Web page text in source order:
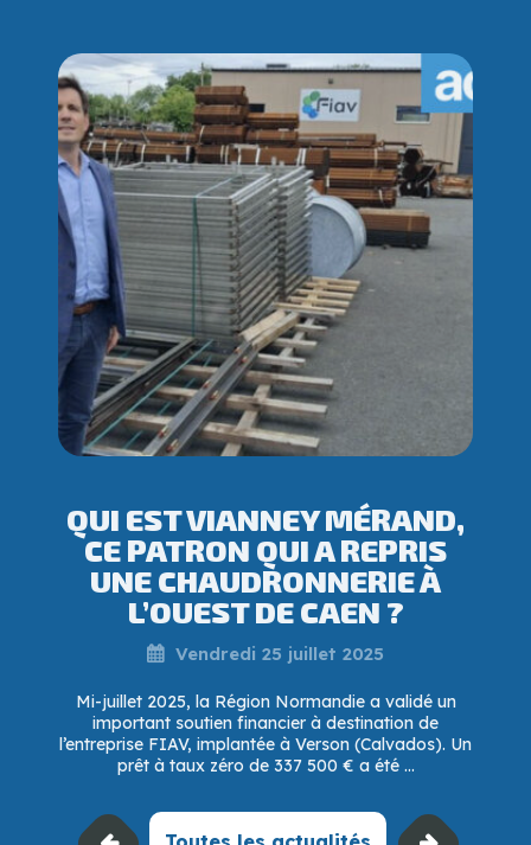
QUI EST VIANNEY MÉRAND,
CE PATRON QUI A REPRIS
UNE CHAUDRONNERIE À
L’OUEST DE CAEN ?
Vendredi 25 juillet 2025
Mi-juillet 2025, la Région Normandie a validé un
important soutien financier à destination de
l’entreprise FIAV, implantée à Verson (Calvados). Un
prêt à taux zéro de 337 500 € a été ...